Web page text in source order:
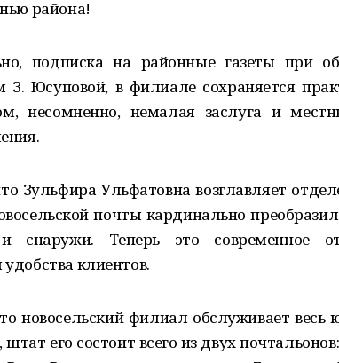
района!
подписка на районные газеты при
З. Юсуповой, в филиале сохраняется
несомненно, немалая заслуга и
Зульфира Ульфатовна возглавляет
почты кардинально
снаружи. Теперь это современное
клиентов.
новосельский филиал обслуживает весь
штат его состоит всего из двух